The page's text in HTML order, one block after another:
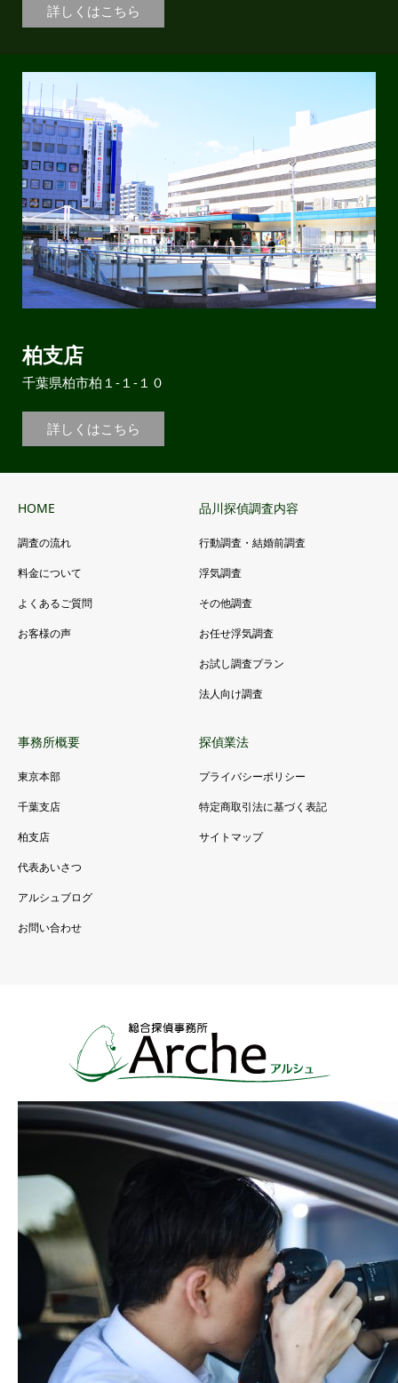
詳しくはこちら
柏支店
千葉県柏市柏１-１-１０
詳しくはこちら
HOME
調査の流れ
料金について
よくあるご質問
お客様の声
品川探偵調査内容
行動調査・結婚前調査
浮気調査
その他調査
お任せ浮気調査
お試し調査プラン
法人向け調査
事務所概要
東京本部
千葉支店
柏支店
代表あいさつ
アルシュブログ
お問い合わせ
探偵業法
プライバシーポリシー
特定商取引法に基づく表記
サイトマップ